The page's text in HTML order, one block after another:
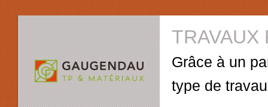
TRAVAUX
Grâce à un
type de